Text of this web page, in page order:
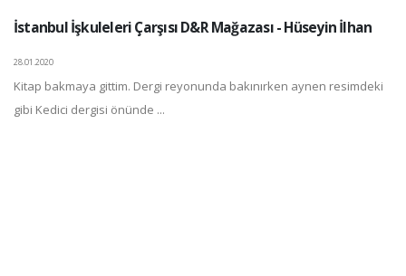
İstanbul İşkuleleri Çarşısı D&R Mağazası - Hüseyin İlhan
28.01.2020
Kitap bakmaya gittim. Dergi reyonunda bakınırken aynen resimdeki
gibi Kedici dergisi önünde ...